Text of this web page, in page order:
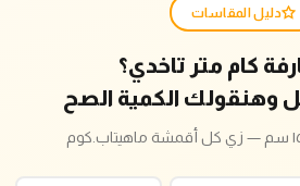
دليل المقاسات
كام متر تاخدي؟
وهنقولك الكمية الصح